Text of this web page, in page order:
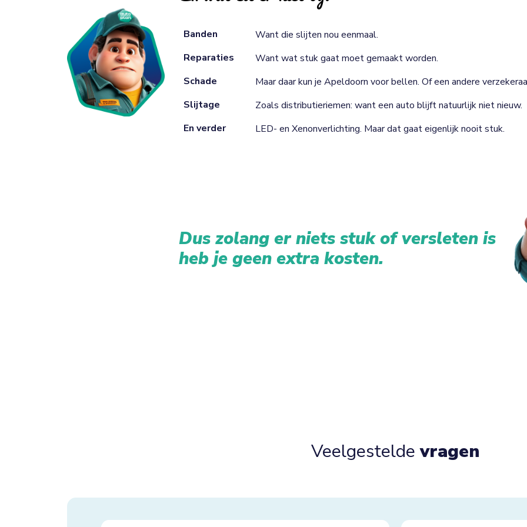
Banden
Want die slijten nou eenmaal.
Reparaties
Want wat stuk gaat moet gemaakt worden.
Schade
Maar daar kun je Apeldoorn voor bellen. Of een andere
Slijtage
Zoals distributieriemen: want een auto blijft natuurlijk niet nieuw.
En verder
LED- en Xenonverlichting. Maar dat gaat eigenlijk nooit stuk.
Dus zolang er niets stuk of versleten is
heb je geen extra kosten.
Veelgesteldevragen